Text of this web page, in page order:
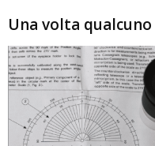
Una volta qualcuno